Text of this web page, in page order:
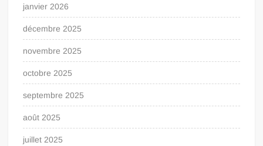
janvier 2026
décembre 2025
novembre 2025
octobre 2025
septembre 2025
août 2025
juillet 2025